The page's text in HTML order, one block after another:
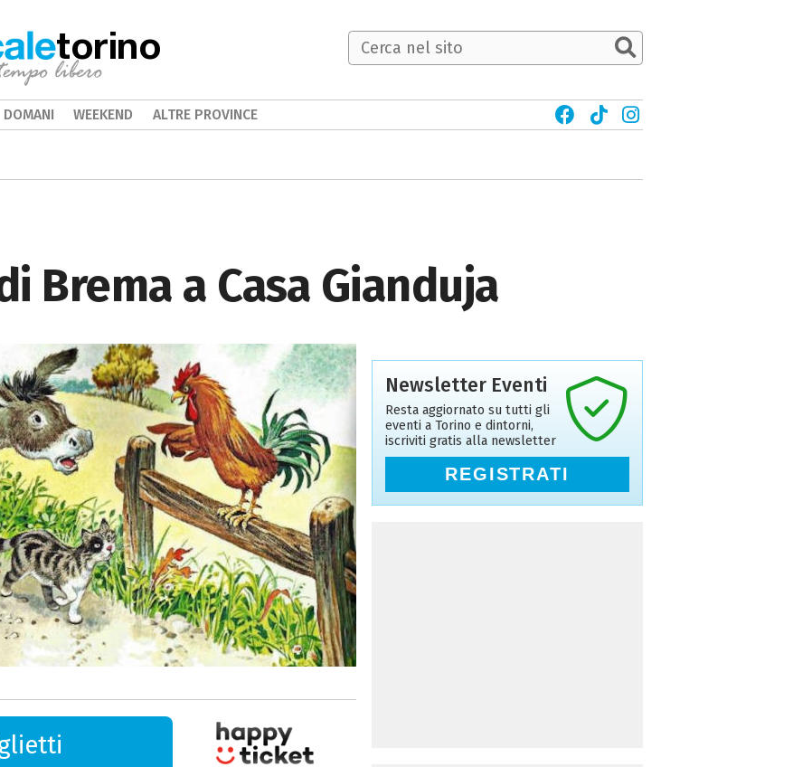
Brema a Casa Gianduja
Newsletter Eventi
Resta aggiornato su tutti gli
eventi a Torino e dintorni,
iscriviti gratis alla newsletter
REGISTRATI
torino
DOMANI WEEKEND ALTRE PROVINCE